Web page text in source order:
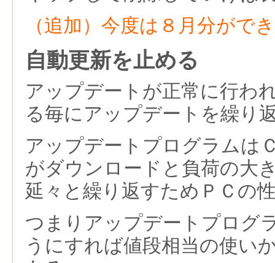
（追加）今度は８月分がで
自動更新を止める
アップデートが正常に行わ
る毎にアップデートを繰り
アップデートプログラムは
がダウンロードと負荷の大
延々と繰り返すためＰＣの
つまりアップデートプログ
うにすれば値段相当の使い